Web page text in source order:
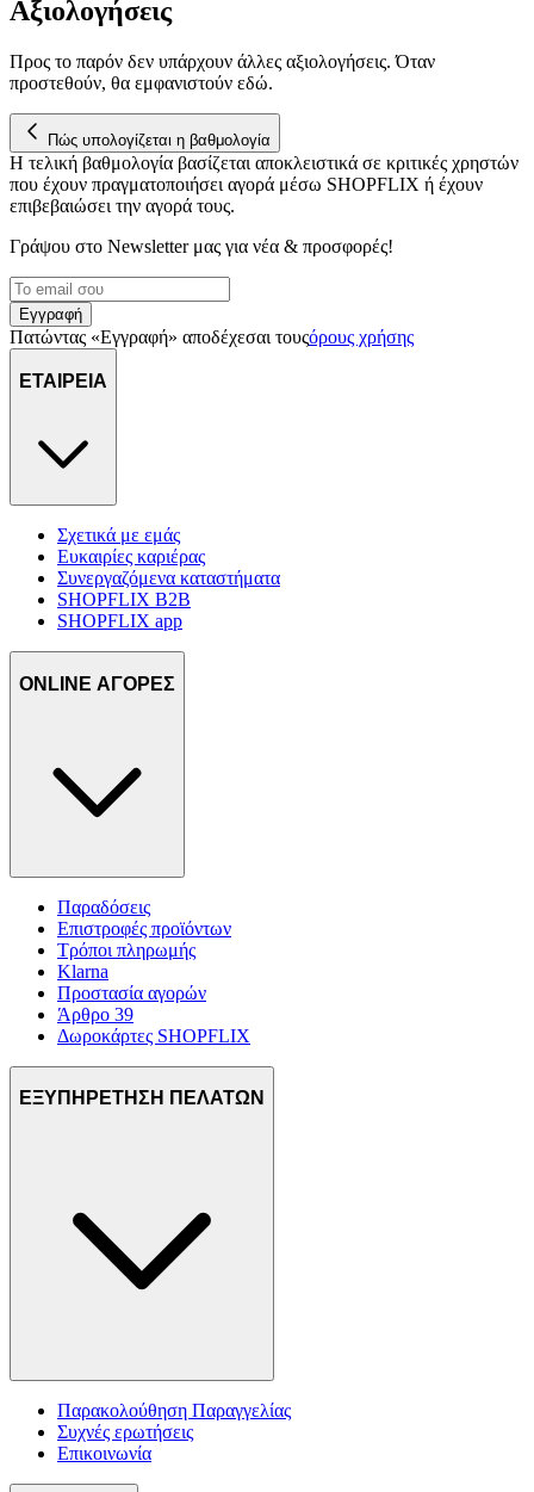
Αξιολογήσεις
Προς το παρόν δεν υπάρχουν άλλες αξιολογήσεις. Όταν
προστεθούν, θα εμφανιστούν εδώ.
Πώς υπολογίζεται η βαθμολογία
Η τελική βαθμολογία βασίζεται αποκλειστικά σε κριτικές χρηστών
που έχουν πραγματοποιήσει αγορά μέσω SHOPFLIX ή έχουν
επιβεβαιώσει την αγορά τους.
Γράψου στο Νewsletter μας για νέα & προσφορές!
Εγγραφή
Πατώντας «Εγγραφή» αποδέχεσαι τουςόρους χρήσης
ΕΤΑΙΡΕΙΑ
Σχετικά με εμάς
Ευκαιρίες καριέρας
Συνεργαζόμενα καταστήματα
SHOPFLIX B2B
SHOPFLIX app
ONLINE ΑΓΟΡΕΣ
Παραδόσεις
Επιστροφές προϊόντων
Τρόποι πληρωμής
Klarna
Προστασία αγορών
Άρθρο 39
Δωροκάρτες SHOPFLIX
ΕΞΥΠΗΡΕΤΗΣΗ ΠΕΛΑΤΩΝ
Παρακολούθηση Παραγγελίας
Συχνές ερωτήσεις
Επικοινωνία